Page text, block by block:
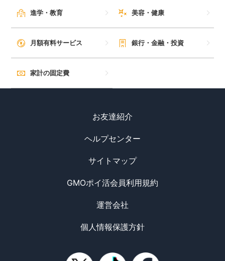
進学・教育 美容・健康
月額有料サービス 銀行・金融・投資
家計の固定費
お友達紹介
ヘルプセンター
サイトマップ
GMOポイ活会員利用規約
運営会社
個人情報保護方針